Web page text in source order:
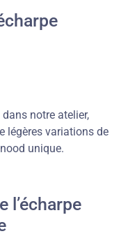
notre atelier,
légères variations de
unique.
l’écharpe